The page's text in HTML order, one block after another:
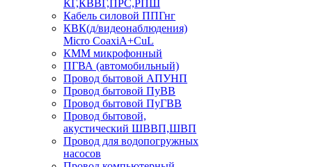
КГ,КВВГ,ПРС,РПШ
Кабель силовой ППГнг
КВК(д/видеонаблюдения)
Micro CoaxiA+CuL
КММ микрофонный
ПГВА (автомобильный)
Провод бытовой АПУНП
Провод бытовой ПуВВ
Провод бытовой ПуГВВ
Провод бытовой,
акустический ШВВП,ШВП
Провод для водопогружных
насосов